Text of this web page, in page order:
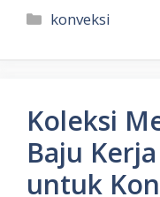
Kategori
konveksi
Koleksi
Baju
untuk